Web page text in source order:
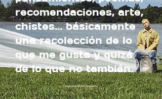
recomendaciones, arte,
chistes... básicamente
una recolección de lo
que me gusta y quizá
de lo que no también.